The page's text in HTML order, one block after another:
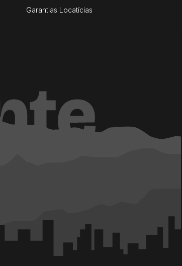
Garantias Locatícias